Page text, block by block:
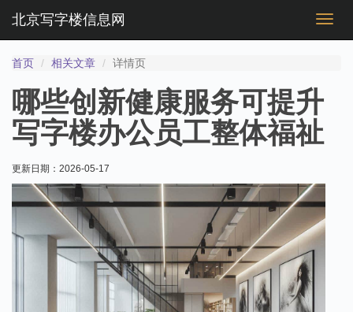
切
北京写字楼信息网
首页 相关文章 详情页
哪些创新健康服务可提升
写字楼办公员工整体福祉
更新日期： 2026-05-17